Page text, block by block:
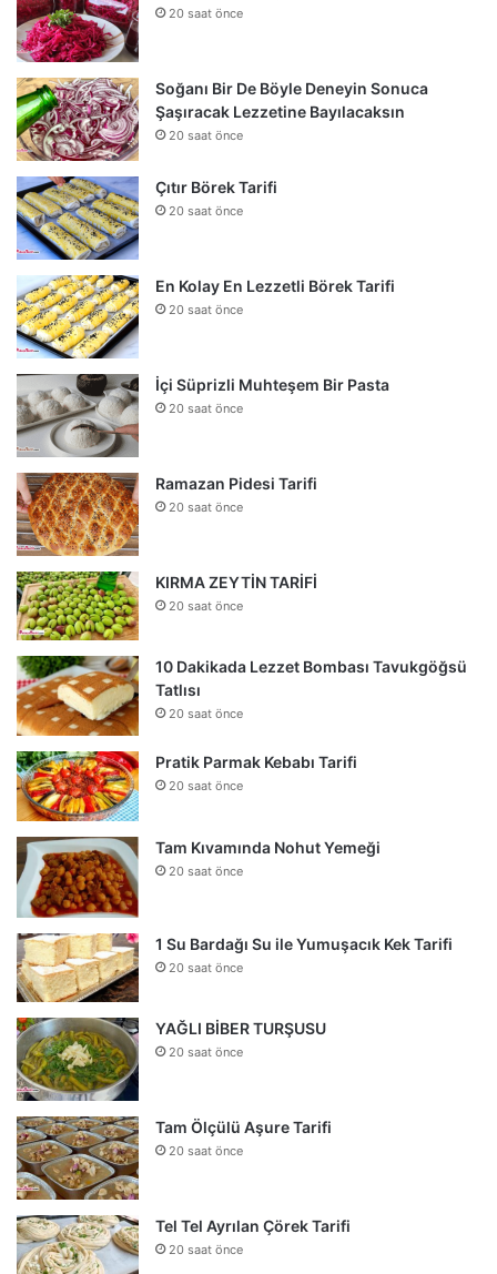
20 saat önce
Soğanı Bir De Böyle Deneyin Sonuca
Şaşıracak Lezzetine Bayılacaksın
20 saat önce
Çıtır Börek Tarifi
20 saat önce
En Kolay En Lezzetli Börek Tarifi
20 saat önce
İçi Süprizli Muhteşem Bir Pasta
20 saat önce
Ramazan Pidesi Tarifi
20 saat önce
KIRMA ZEYTİN TARİFİ
20 saat önce
10 Dakikada Lezzet Bombası Tavukgöğsü
Tatlısı
20 saat önce
Pratik Parmak Kebabı Tarifi
20 saat önce
Tam Kıvamında Nohut Yemeği
20 saat önce
1 Su Bardağı Su ile Yumuşacık Kek Tarifi
20 saat önce
YAĞLI BİBER TURŞUSU
20 saat önce
Tam Ölçülü Aşure Tarifi
20 saat önce
Tel Tel Ayrılan Çörek Tarifi
20 saat önce